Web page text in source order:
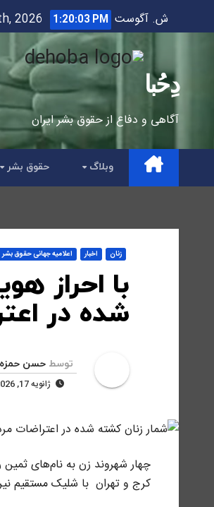
to
ش. آگوست 8th, 2026 1:20:05 PM
دِحُبا
آگاهی و دفاع از حقوق بشر ایران
وبلاگ حقوق بشر
زنان اخبار اعلاميه جهانی حقوق بشر
با احراز
شده در
توسط حسن حمزه
ژانویه 17, 2026
چهار شهروند زن بە نام‌های
کرج و تهران با شلیک مستقیم